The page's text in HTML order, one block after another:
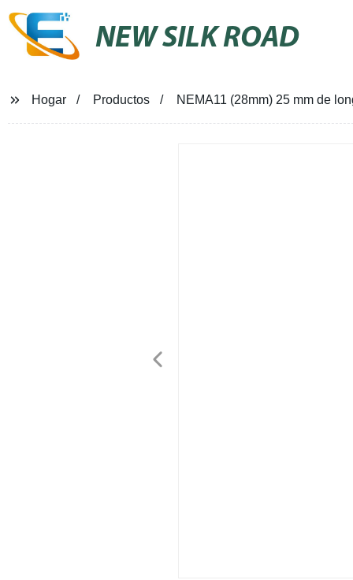
NEW SILK ROAD
Hogar Productos NEMA11 (28mm) 25 mm de